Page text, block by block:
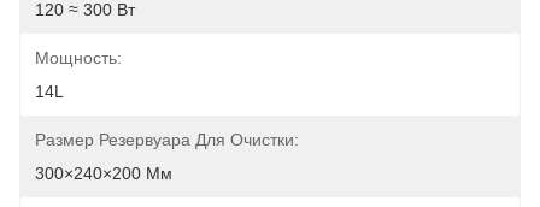
120 ≈ 300 Вт
Мощность:
14L
Размер Резервуара Для Очистки:
300×240×200 Мм